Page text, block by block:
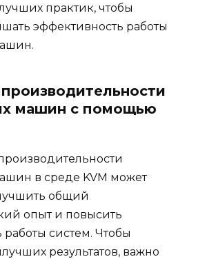
практик, чтобы
эффективность работы
машин с помощью
в среде KVM может
общий
опыт и повысить
систем. Чтобы
результатов, важно